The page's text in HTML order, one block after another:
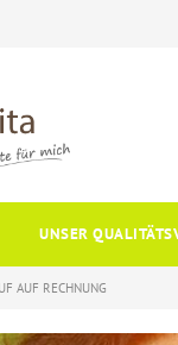
UNSER
AUF RECHNUNG